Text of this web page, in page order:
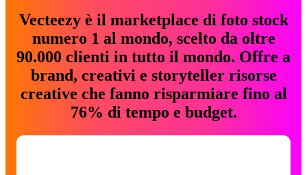
Vecteezy è il marketplace di foto stock
numero 1 al mondo, scelto da oltre
90.000 clienti in tutto il mondo. Offre a
brand, creativi e storyteller risorse
creative che fanno risparmiare fino al
76% di tempo e budget.